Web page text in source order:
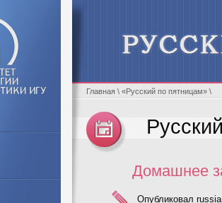
Главная \ «Русский по пятницам» \
Домашнее
Опубликовал